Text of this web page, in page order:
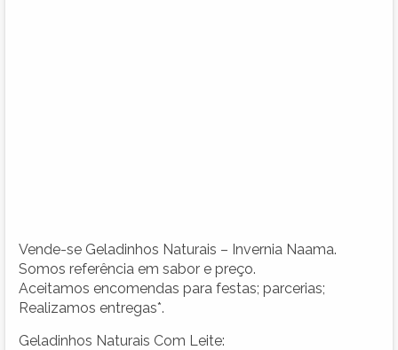
Vende-se Geladinhos Naturais – Invernia Naama.
Somos referência em sabor e preço.
Aceitamos encomendas para festas; parcerias;
Realizamos entregas*.
Geladinhos Naturais Com Leite: